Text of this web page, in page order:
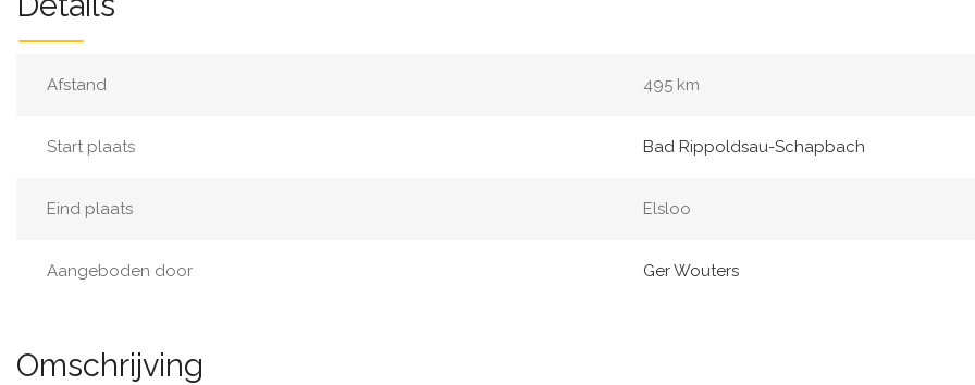
Afstand 495 km
Start plaats Bad Rippoldsau-Schapbach
Eind plaats Elsloo
Aangeboden door Ger Wouters
Omschrijving